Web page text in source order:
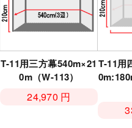
T-11用三方幕540m×21
0m（W-113）
24,970 円
T-11用